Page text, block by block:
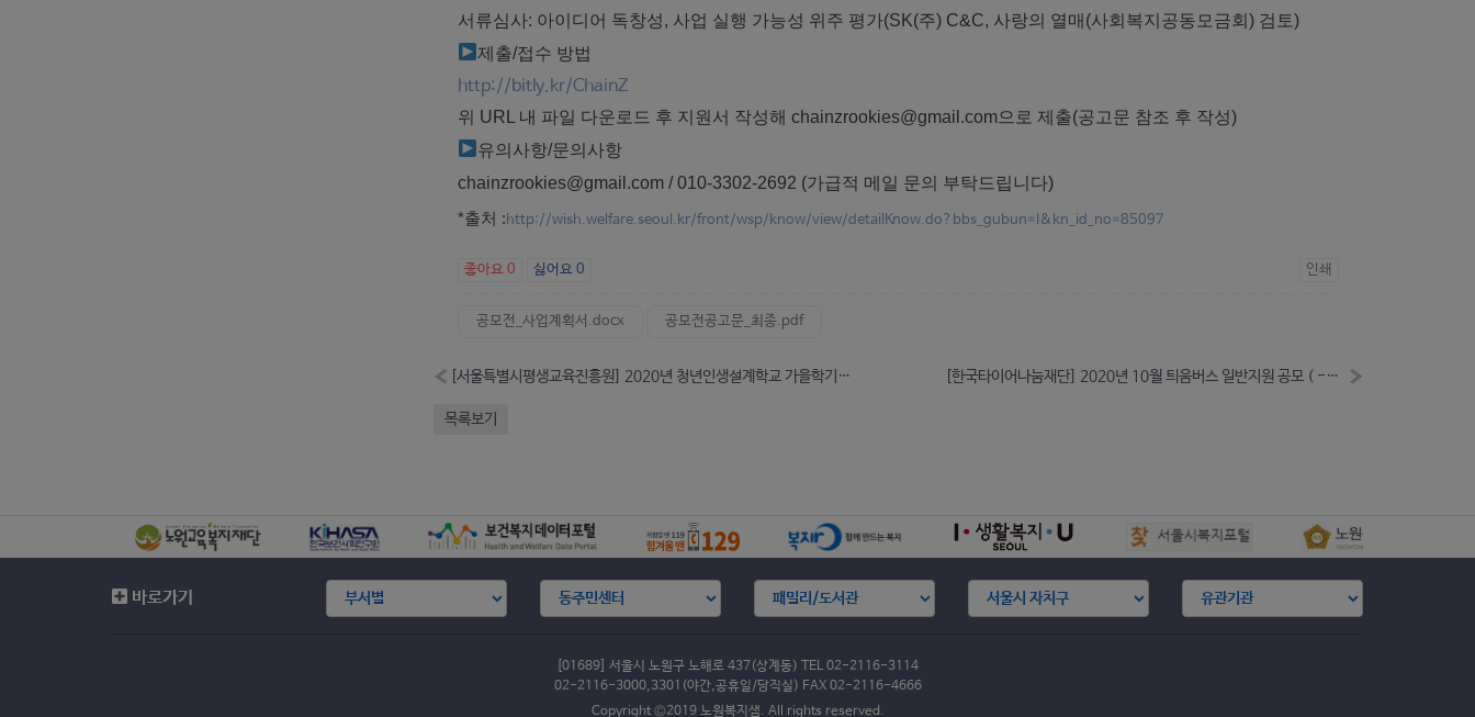
서류심사: 아이디어 독창성, 사업 실행 가능성 위주 평가(SK(주) C&C, 사랑의 열매(사회복지공동모금회) 검토)
제출/접수 방법
http://bitly.kr/ChainZ
위 URL 내 파일 다운로드 후 지원서 작성해 chainzrookies@gmail.com으로 제출(공고문 참조 후 작성)
유의사항/문의사항
chainzrookies@gmail.com / 010-3302-2692 (가급적 메일 문의 부탁드립니다)
*출처 : http://wish.welfare.seoul.kr/front/wsp/know/view/detailKnow.do?bbs_gubun=I&kn_id_no=85097
좋아요 0 싫어요 0 인쇄
공모전_사업계획서.docx 공모전공고문_최종.pdf
« [서울특별시평생교육진흥원] 2020년 청년인생설계학교 가을학기 참여자 모집 ( -9.1) [한국타이어나눔재단] 2020년 10월 틔움버스 일반지원 공모 ( -9.4) »
목록보기
바로가기
[01689] 서울시 노원구 노해로 437(상계동) TEL 02-2116-3114
02-2116-3000,3301(야간,공휴일/당직실) FAX 02-2116-4666
Copyright ©2019 노원복지샘. All rights reserved.